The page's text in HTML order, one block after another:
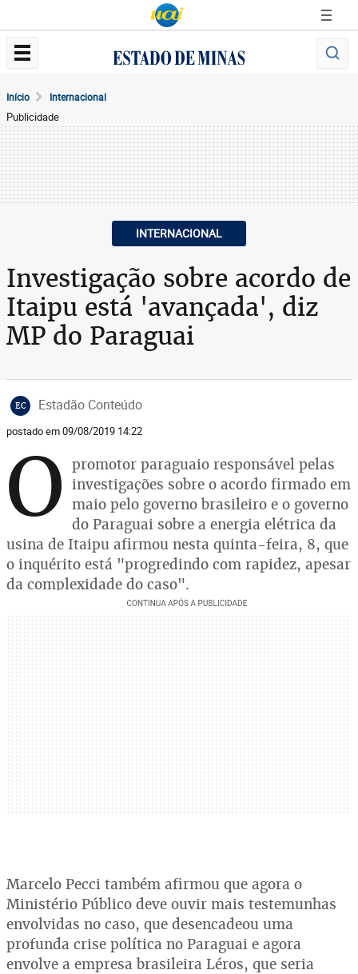
Início Internacional
Publicidade
INTERNACIONAL
Investigação sobre acordo de
Itaipu está 'avançada', diz
MP do Paraguai
EC Estadão Conteúdo
postado em 09/08/2019 14:22
O promotor paraguaio responsável pelas
investigações sobre o acordo firmado em
maio pelo governo brasileiro e o governo
do Paraguai sobre a energia elétrica da
usina de Itaipu afirmou nesta quinta-feira, 8, que
o inquérito está "progredindo com rapidez, apesar
da complexidade do caso".
Marcelo Pecci também afirmou que agora o
Ministério Público deve ouvir mais testemunhas
envolvidas no caso, que desencadeou uma
profunda crise política no Paraguai e agora
envolve a empresa brasileira Léros, que seria